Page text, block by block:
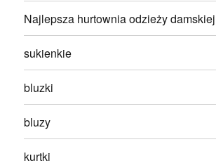
Najlepsza hurtownia odzieży
sukienkie
bluzki
bluzy
kurtki